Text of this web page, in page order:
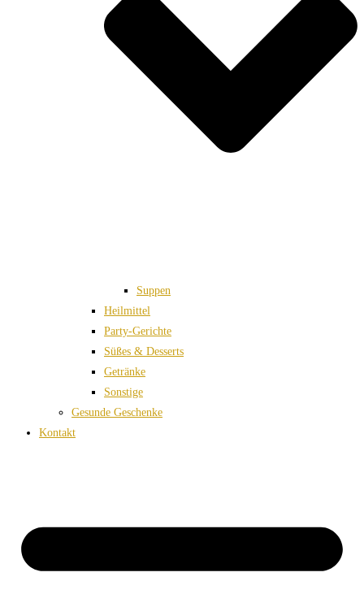
Suppen
Heilmittel
Party-Gerichte
Süßes & Desserts
Getränke
Sonstige
Gesunde Geschenke
Kontakt